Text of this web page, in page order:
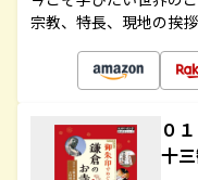
宗教、特長、現地の挨
０
十